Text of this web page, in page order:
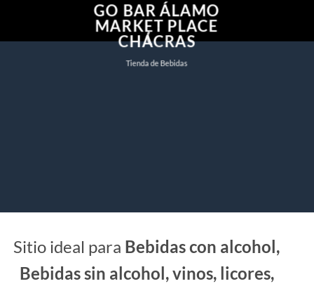
GO BAR ÁLAMO
MARKET PLACE
CHACRAS
Tienda de Bebidas
Sitio ideal para Bebidas con alcohol,
Bebidas sin alcohol, vinos, licores,